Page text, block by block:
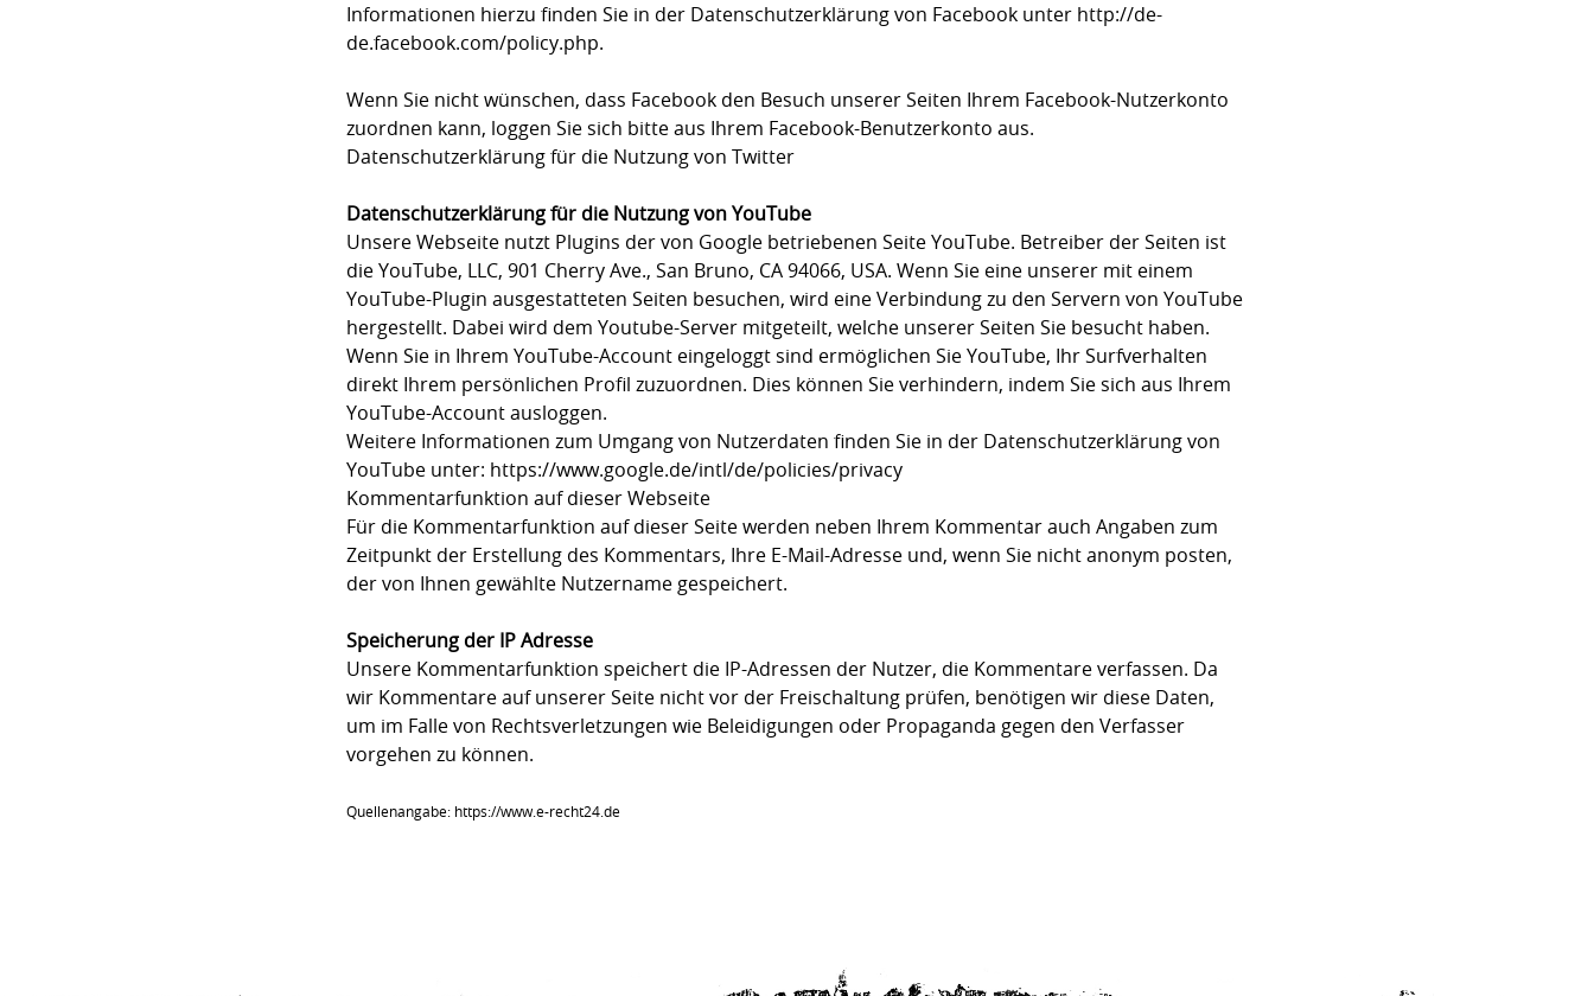
Informationen hierzu finden Sie in der Datenschutzerklärung von Facebook unter http://de-
de.facebook.com/policy.php.
Wenn Sie nicht wünschen, dass Facebook den Besuch unserer Seiten Ihrem Facebook-Nutzerkonto
zuordnen kann, loggen Sie sich bitte aus Ihrem Facebook-Benutzerkonto aus.
Datenschutzerklärung für die Nutzung von Twitter
Datenschutzerklärung für die Nutzung von YouTube
Unsere Webseite nutzt Plugins der von Google betriebenen Seite YouTube. Betreiber der Seiten ist
die YouTube, LLC, 901 Cherry Ave., San Bruno, CA 94066, USA. Wenn Sie eine unserer mit einem
YouTube-Plugin ausgestatteten Seiten besuchen, wird eine Verbindung zu den Servern von YouTube
hergestellt. Dabei wird dem Youtube-Server mitgeteilt, welche unserer Seiten Sie besucht haben.
Wenn Sie in Ihrem YouTube-Account eingeloggt sind ermöglichen Sie YouTube, Ihr Surfverhalten
direkt Ihrem persönlichen Profil zuzuordnen. Dies können Sie verhindern, indem Sie sich aus Ihrem
YouTube-Account ausloggen.
Weitere Informationen zum Umgang von Nutzerdaten finden Sie in der Datenschutzerklärung von
YouTube unter: https://www.google.de/intl/de/policies/privacy
Kommentarfunktion auf dieser Webseite
Für die Kommentarfunktion auf dieser Seite werden neben Ihrem Kommentar auch Angaben zum
Zeitpunkt der Erstellung des Kommentars, Ihre E-Mail-Adresse und, wenn Sie nicht anonym posten,
der von Ihnen gewählte Nutzername gespeichert.
Speicherung der IP Adresse
Unsere Kommentarfunktion speichert die IP-Adressen der Nutzer, die Kommentare verfassen. Da
wir Kommentare auf unserer Seite nicht vor der Freischaltung prüfen, benötigen wir diese Daten,
um im Falle von Rechtsverletzungen wie Beleidigungen oder Propaganda gegen den Verfasser
vorgehen zu können.
Quellenangabe: https://www.e-recht24.de